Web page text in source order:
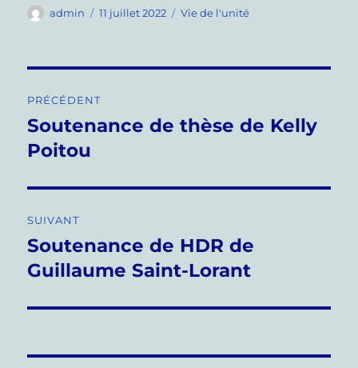
Auteur
admin
Publié
11 juillet 2022 Catégories
Vie de l'unité
de
l’article
PRÉCÉDENT
Publication
précédente :
Soutenance de thèse de Kelly
Poitou
SUIVANT
Publication
suivante :
Soutenance de HDR de
Guillaume Saint-Lorant